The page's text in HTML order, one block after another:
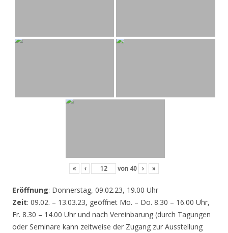
« ‹ von 40 › »
Eröffnung: Donnerstag, 09.02.23, 19.00 Uhr
Zeit: 09.02. – 13.03.23, geöffnet Mo. – Do. 8.30 – 16.00 Uhr,
Fr. 8.30 – 14.00 Uhr und nach Vereinbarung (durch Tagungen
oder Seminare kann zeitweise der Zugang zur Ausstellung